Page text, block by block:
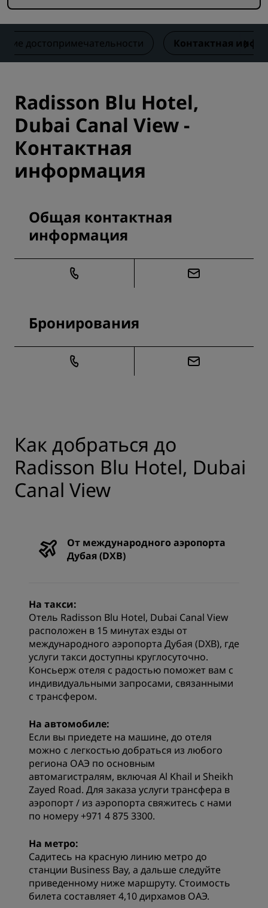
достопримечательности Контактная
Radisson Blu Hotel,
Dubai Canal View -
Контактная
информация
Общая контактная
информация
Бронирования
Как добраться до
Radisson Blu Hotel, Dubai
Canal View
От международного аэропорта
Дубая (DXB)
На такси:
Отель Radisson Blu Hotel, Dubai Canal View
расположен в 15 минутах езды от
международного аэропорта Дубая (DXB), где
услуги такси доступны круглосуточно.
Консьерж отеля с радостью поможет вам с
индивидуальными запросами, связанными
с трансфером.
На автомобиле:
Если вы приедете на машине, до отеля
можно с легкостью добраться из любого
региона ОАЭ по основным
автомагистралям, включая Al Khail и Sheikh
Zayed Road. Для заказа услуги трансфера в
аэропорт / из аэропорта свяжитесь с нами
по номеру +971 4 875 3300.
На метро:
Садитесь на красную линию метро до
станции Business Bay, а дальше следуйте
приведенному ниже маршруту. Стоимость
билета составляет 4,10 дирхамов ОАЭ.